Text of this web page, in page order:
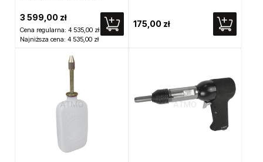
3 599,00 zł
Cena regularna: 4 535,00 zł
Najniższa cena: 4 535,00 zł
175,00 zł